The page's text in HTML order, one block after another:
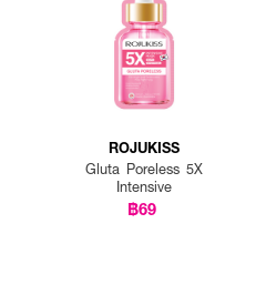
ROJUKISS
Gluta Poreless 5X
Intensive
฿69